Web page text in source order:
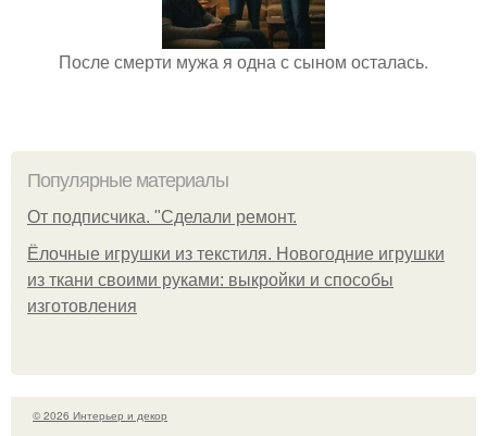
После смерти мужа я одна с сыном осталась.
Популярные материалы
От подписчика. "Сделали ремонт.
Ёлочные игрушки из текстиля. Новогодние игрушки
из ткани своими руками: выкройки и способы
изготовления
© 2026 Интерьер и декор